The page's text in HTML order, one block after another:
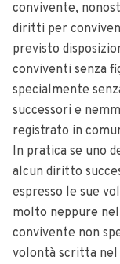
convivente,
diritti per
previsto
conviventi senza
specialmente
successori e
registrato in
In pratica se uno
alcun diritto
espresso le sue
molto neppure nel
convivente non
volontà scritta